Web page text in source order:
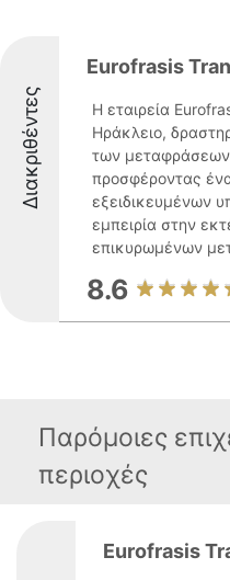
Διακριθέντες
Eurofrasis
Η εταιρεία
Ηράκλειο,
των μεταφράσεων
προσφέροντας
εξειδικευμένων
εμπειρία στην
επικυρωμένων
8.6
Παρόμοιες
περιοχές
Eurofrasis